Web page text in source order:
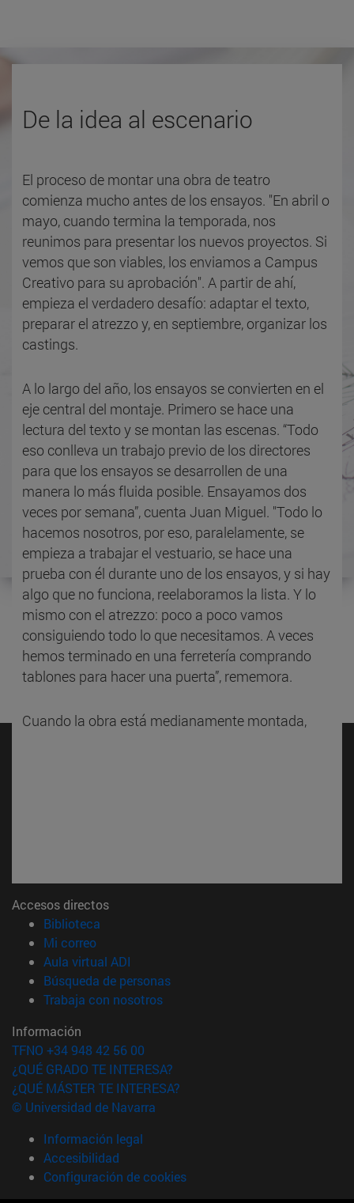
De la idea al escenario
El proceso de montar una obra de teatro
comienza mucho antes de los ensayos. "En abril o
mayo, cuando termina la temporada, nos
reunimos para presentar los nuevos proyectos. Si
vemos que son viables, los enviamos a Campus
Creativo para su aprobación". A partir de ahí,
empieza el verdadero desafío: adaptar el texto,
preparar el atrezzo y, en septiembre, organizar los
castings.
A lo largo del año, los ensayos se convierten en el
eje central del montaje. Primero se hace una
lectura del texto y se montan las escenas. “Todo
eso conlleva un trabajo previo de los directores
para que los ensayos se desarrollen de una
manera lo más fluida posible. Ensayamos dos
veces por semana”, cuenta Juan Miguel. "Todo lo
hacemos nosotros, por eso, paralelamente, se
empieza a trabajar el vestuario, se hace una
prueba con él durante uno de los ensayos, y si hay
algo que no funciona, reelaboramos la lista. Y lo
mismo con el atrezzo: poco a poco vamos
consiguiendo todo lo que necesitamos. A veces
hemos terminado en una ferretería comprando
tablones para hacer una puerta”, rememora.
Cuando la obra está medianamente montada,
Accesos directos
Biblioteca
Mi correo(abre en nueva ventana)
Aula virtual ADI
Búsqueda de personas(abre en nueva ventana)
Trabaja con nosotros(abre en nueva ventana)
Información
TFNO +34 948 42 56 00
¿QUÉ GRADO TE INTERESA?
¿QUÉ MÁSTER TE INTERESA?
© Universidad de Navarra
Información legal
Accesibilidad
Configuración de cookies